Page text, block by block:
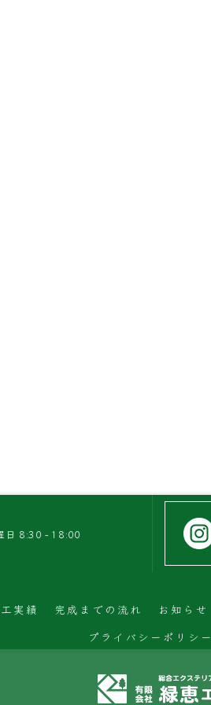
日 8:30 - 18:00
実績 完成までの流れ お知らせ
プライバシーポリシー